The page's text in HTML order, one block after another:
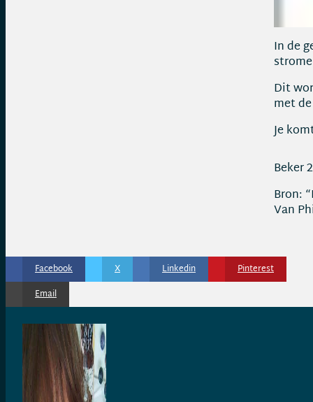
In de
Dit
met
Je
Beker
Bron:
Van
Facebook X Linkedin
Pinterest
Email